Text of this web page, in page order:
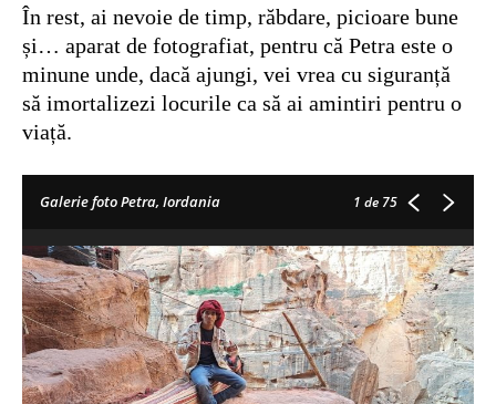
În rest, ai nevoie de timp, răbdare, picioare bune
și… aparat de fotografiat, pentru că Petra este o
minune unde, dacă ajungi, vei vrea cu siguranță
să imortalizezi locurile ca să ai amintiri pentru o
viață.
Galerie foto Petra, Iordania 1 de 75